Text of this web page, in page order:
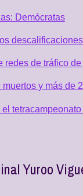
Demócratas
de tráfico
y más de
Yuroo